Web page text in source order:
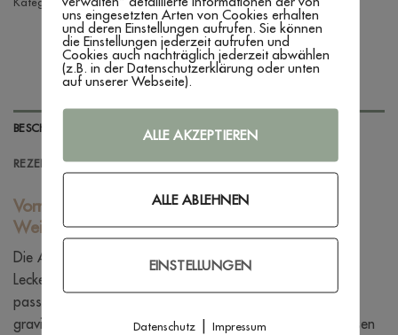
BESCHREIBUNG
REZENSIONEN (0)
Vorratsglas mit graviertem Holzdeckel ‚Frohe
Weihnachten‘
Die Adventszeit ist die perfekte Zeit für selbstgemachte
Leckereien und besondere Geschenke – und was könnte
passend sein als dieses wunderschöne Vorratsglas mit
graviertem Holzdeckel? Gefüllt mit selbstgebackenen Keksen
uns eingesetzten Arten von Cookies erhalten
und deren Einstellungen aufrufen. Sie können
die Einstellungen jederzeit aufrufen und
Cookies auch nachträglich jederzeit abwählen
(z.B. in der Datenschutzerklärung oder unten
auf unserer Webseite).
ALLE AKZEPTIEREN
ALLE ABLEHNEN
EINSTELLUNGEN
Datenschutz |Impressum